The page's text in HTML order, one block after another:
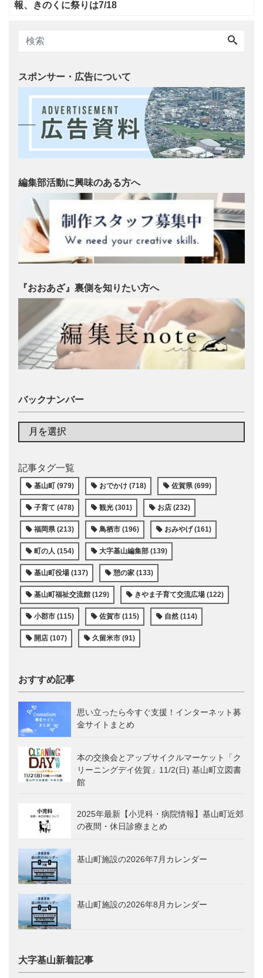
報、きのくに祭りは7/18
スポンサー・広告について
編集部活動に興味のある方へ
『おおあざ』裏側を知りたい方へ
バックナンバー
記事タグ一覧
基山町 (979) おでかけ (718) 佐賀県 (699)
子育て (478) 観光 (301) お店 (232)
福岡県 (213) 鳥栖市 (196) おみやげ (161)
町の人 (154) 大字基山編集部 (139)
基山町役場 (137) 憩の家 (133)
基山町福祉交流館 (129) きやま子育て交流広場 (122)
小郡市 (115) 佐賀市 (115) 自然 (114)
開店 (107) 久留米市 (91)
おすすめ記事
思い立ったら今すぐ支援！インターネット募
金サイトまとめ
本の交換会とアップサイクルマーケット「ク
リーニングデイ佐賀」11/2(日) 基山町立図書
館
2025年最新【小児科・病院情報】基山町近郊
の夜間・休日診療まとめ
基山町施設の2026年7月カレンダー
基山町施設の2026年8月カレンダー
大字基山新着記事